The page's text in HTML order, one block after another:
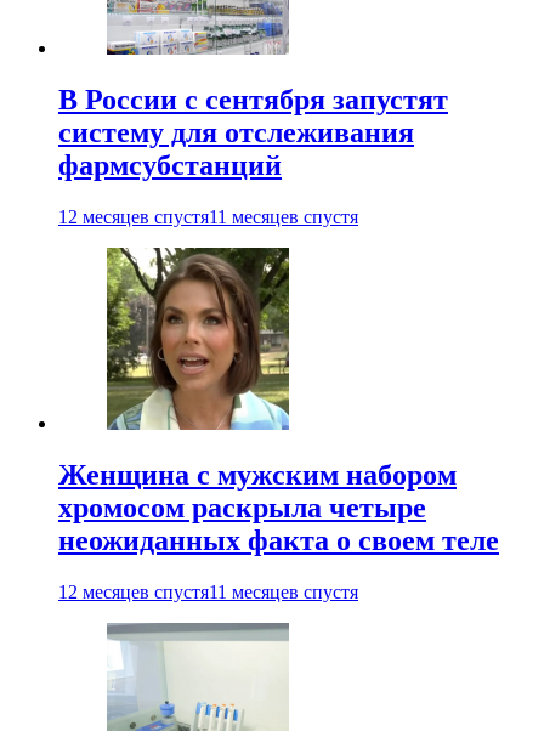
В России с сентября запустят
систему для отслеживания
фармсубстанций
12 месяцев спустя11 месяцев спустя
Женщина с мужским набором
хромосом раскрыла четыре
неожиданных факта о своем теле
12 месяцев спустя11 месяцев спустя